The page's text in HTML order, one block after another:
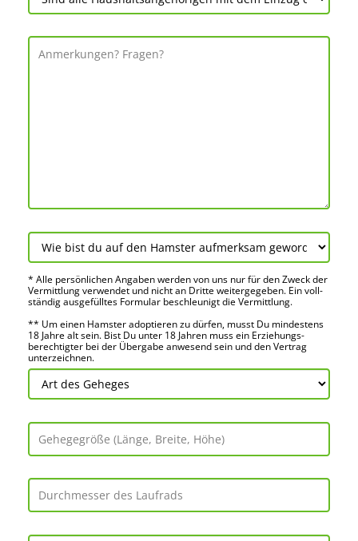
* Alle persön­lichen Angaben werden von uns nur für den Zweck der
Vermitt­lung verwendet und nicht an Dritte weiter­gegeben. Ein voll­
ständig ausge­fülltes Formular beschleu­nigt die Vermitt­lung.
** Um einen Hamster adoptieren zu dürfen, musst Du mindes­tens
18 Jahre alt sein. Bist Du unter 18 Jahren muss ein Erziehungs­
berechtigter bei der Über­gabe anwes­end sein und den Vertrag
unter­zeichnen.